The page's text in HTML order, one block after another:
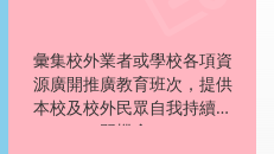
彙集校外業者或學校各項資
源廣開推廣教育班次，提供
本校及校外民眾自我持續學
習機會。